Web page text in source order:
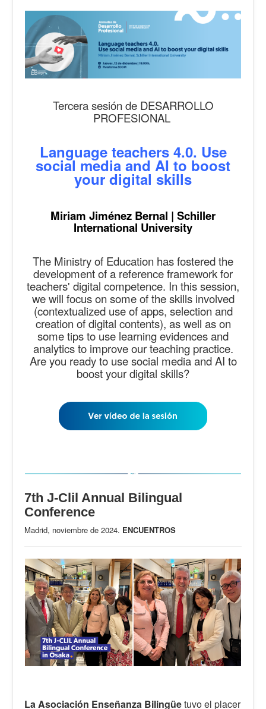
Tercera sesión de DESARROLLO
PROFESIONAL
Language teachers 4.0. Use
social media and AI to boost
your digital skills
Miriam Jiménez Bernal | Schiller
International University
The Ministry of Education has fostered the
development of a reference framework for
teachers' digital competence. In this session,
we will focus on some of the skills involved
(contextualized use of apps, selection and
creation of digital contents), as well as on
some tips to use learning evidences and
analytics to improve our teaching practice.
Are you ready to use social media and AI to
boost your digital skills?
7th J-Clil Annual Bilingual
Conference
Madrid, noviembre de 2024. ENCUENTROS
La Asociación Enseñanza Bilingüetuvo el placer